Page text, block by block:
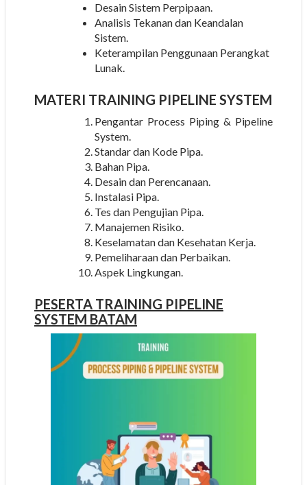
Desain Sistem Perpipaan.
Analisis Tekanan dan Keandalan
Sistem.
Keterampilan Penggunaan Perangkat
Lunak.
MATERI TRAINING PIPELINE SYSTEM
Pengantar Process Piping & Pipeline
System.
Standar dan Kode Pipa.
Bahan Pipa.
Desain dan Perencanaan.
Instalasi Pipa.
Tes dan Pengujian Pipa.
Manajemen Risiko.
Keselamatan dan Kesehatan Kerja.
Pemeliharaan dan Perbaikan.
Aspek Lingkungan.
PESERTA TRAINING PIPELINE
SYSTEM BATAM